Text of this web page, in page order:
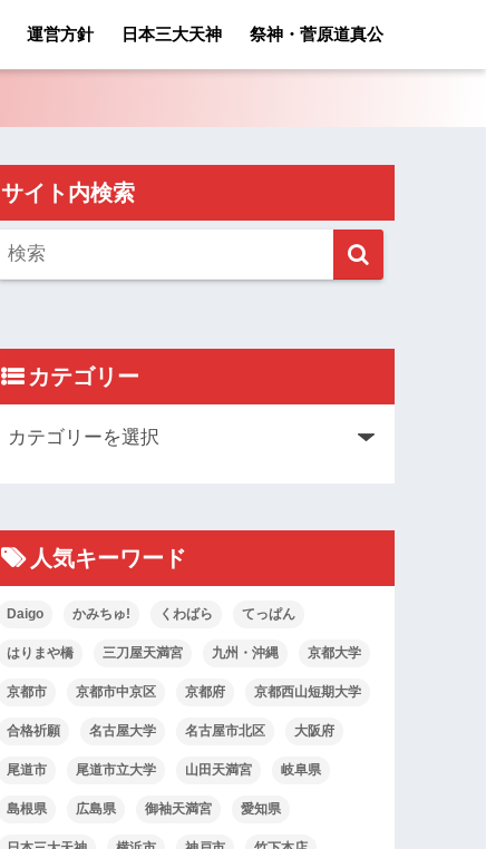
運営方針 日本三大天神 祭神・菅原道真公
サイト内検索
カテゴリー
人気キーワード
Daigo かみちゅ! くわばら てっぱん
はりまや橋 三刀屋天満宮 九州・沖縄 京都大学
京都市 京都市中京区 京都府 京都西山短期大学
合格祈願 名古屋大学 名古屋市北区 大阪府
尾道市 尾道市立大学 山田天満宮 岐阜県
島根県 広島県 御袖天満宮 愛知県